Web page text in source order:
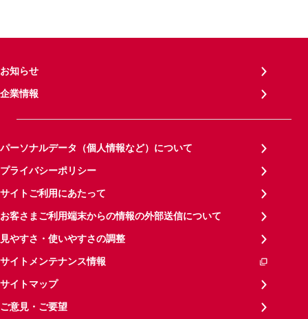
お知らせ
企業情報
パーソナルデータ（個人情報など）について
プライバシーポリシー
サイトご利用にあたって
お客さまご利用端末からの情報の外部送信について
見やすさ・使いやすさの調整
サイトメンテナンス情報
サイトマップ
ご意見・ご要望